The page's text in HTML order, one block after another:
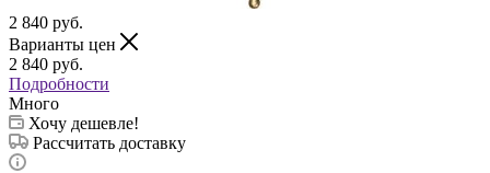
2 840 руб.
Варианты цен
2 840 руб.
Подробности
Много
Хочу дешевле!
Рассчитать доставку